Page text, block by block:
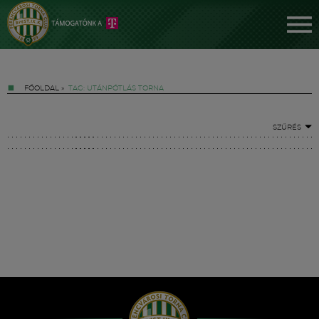
FŐOLDAL » TAG: UTÁNPÓTLÁS TORNA
SZŰRÉS
Hírek